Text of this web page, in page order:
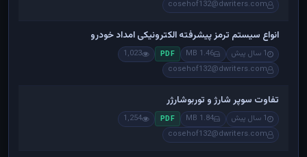
cosehof132@dwriters.com
انواع سیستم ترمز پیشرفته الکترونیکی امداد خودرو
1 سال پیش 1.46 MB
PDF
1,023
cosehof132@dwriters.com
تفاوت سوپر شارژ و توربوشارژر
1 سال پیش 1.84 MB
PDF
1,254
cosehof132@dwriters.com